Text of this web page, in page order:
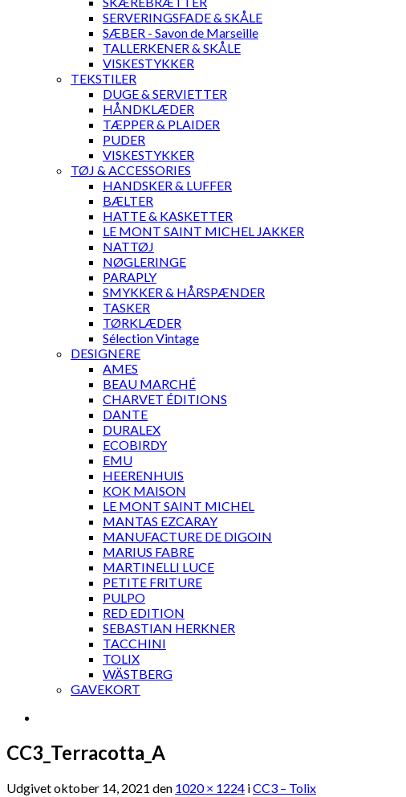
SERVERINGSFADE & SKÅLE
SÆBER - Savon de Marseille
TALLERKENER & SKÅLE
VISKESTYKKER
TEKSTILER
DUGE & SERVIETTER
HÅNDKLÆDER
TÆPPER & PLAIDER
PUDER
VISKESTYKKER
TØJ & ACCESSORIES
HANDSKER & LUFFER
BÆLTER
HATTE & KASKETTER
LE MONT SAINT MICHEL JAKKER
NATTØJ
NØGLERINGE
PARAPLY
SMYKKER & HÅRSPÆNDER
TASKER
TØRKLÆDER
Sélection Vintage
DESIGNERE
AMES
BEAU MARCHÉ
CHARVET ÉDITIONS
DANTE
DURALEX
ECOBIRDY
EMU
HEERENHUIS
KOK MAISON
LE MONT SAINT MICHEL
MANTAS EZCARAY
MANUFACTURE DE DIGOIN
MARIUS FABRE
MARTINELLI LUCE
PETITE FRITURE
PULPO
RED EDITION
SEBASTIAN HERKNER
TACCHINI
TOLIX
WÄSTBERG
GAVEKORT
CC3_Terracotta_A
Udgivetoktober 14, 2021 den 1020 × 1224 iCC3 – Tolix